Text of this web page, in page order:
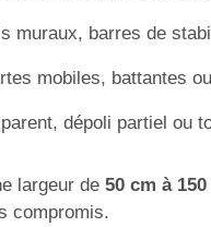
muraux, barres de
mobiles, battantes
dépoli partiel ou
largeur de 50 cm à
compromis.